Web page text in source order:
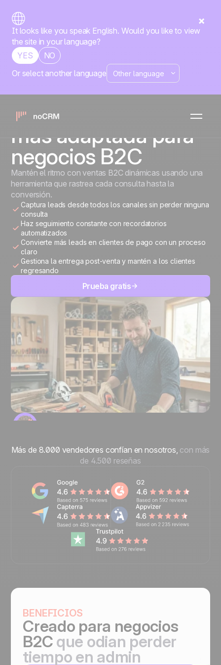
It looks like you speak English. Would you like to view
the site in your language?
YES
NO
Or select another language
NEGOCIOS B2C
La herramienta de
gestión de ventas
más adaptada para
negocios B2C
Mantén el ritmo con ventas B2C dinámicas usando una
herramienta que rastrea cada consulta hasta la
conversión.
Captura leads desde todos los canales sin perder ninguna
consulta
Haz seguimiento constante con recordatorios
automatizados
Convierte más leads en clientes de pago con un proceso
claro
Gestiona la entrega post-venta y mantén a los clientes
regresando
Prueba gratis
Más de 8.000 vendedores confían en nosotros, con más
de 4.500 reseñas
BENEFICIOS
Creado para negocios
B2C que odian perder
tiempo en admin